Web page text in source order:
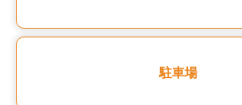
駐車場